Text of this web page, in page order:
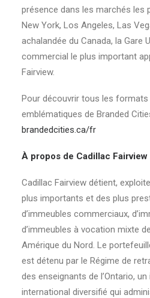
présence dans les marchés les
New York, Los Angeles, Las
achalandée du Canada, la Gare
commercial le plus important
Fairview.
Pour découvrir tous les formats
emblématiques de Branded
brandedcities.ca/fr
À propos de Cadillac Fairview
Cadillac Fairview détient,
plus importants et des plus
d’immeubles commerciaux,
d’immeubles à vocation mixte
Amérique du Nord. Le
est détenu par le Régime de
des enseignants de l’Ontario,
international diversifié qui